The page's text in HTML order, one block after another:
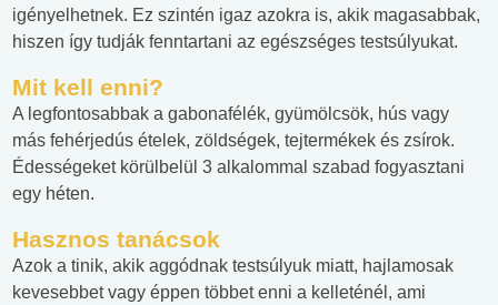
igényelhetnek. Ez szintén igaz azokra is, akik magasabbak,
hiszen így tudják fenntartani az egészséges testsúlyukat.
Mit kell enni?
A legfontosabbak a gabonafélék, gyümölcsök, hús vagy
más fehérjedús ételek, zöldségek, tejtermékek és zsírok.
Édességeket körülbelül 3 alkalommal szabad fogyasztani
egy héten.
Hasznos tanácsok
Azok a tinik, akik aggódnak testsúlyuk miatt, hajlamosak
kevesebbet vagy éppen többet enni a kelleténél, ami